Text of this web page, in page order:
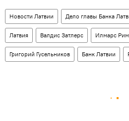
Новости Латвии Дело главы Банка
Латвия Валдис Затлерс Илмарс
Григорий Гусельников Банк Латвии